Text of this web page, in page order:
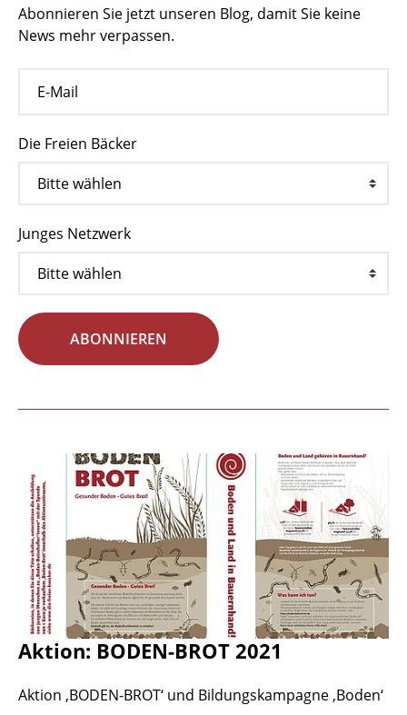
Abonnieren Sie jetzt unseren Blog, damit Sie keine
News mehr verpassen.
Die Freien Bäcker
Junges Netzwerk
ABONNIEREN
Aktion: BODEN-BROT 2021
Aktion ‚BODEN-BROT‘ und Bildungskampagne ‚Boden‘